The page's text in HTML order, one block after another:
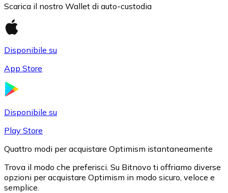
Scarica il nostro Wallet di auto-custodia
Disponibile su
App Store
Disponibile su
Play Store
Quattro modi per acquistare Optimism istantaneamente
Trova il modo che preferisci. Su Bitnovo ti offriamo diverse
opzioni per acquistare Optimism in modo sicuro, veloce e
semplice.